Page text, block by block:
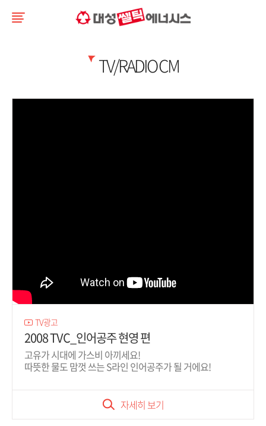
TV/RADIO CM
TV광고
2008 TVC_인어공주 현영 편
고유가 시대에 가스비 아끼세요!
따뜻한 물도 맘껏 쓰는 S라인 인어공주가 될 거에요!
자세히 보기